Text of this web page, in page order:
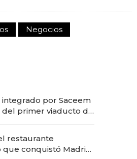
Negocios
integrado por Saceem
del primer viaducto de
restaurante
conquistó Madrid: